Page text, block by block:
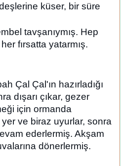
küser, bir süre
tavşanıymış. Hep
fırsatta yatarmış.
Çal Çal'ın hazırladığı
dışarı çıkar, gezer
için ormanda
yer ve biraz uyurlar, sonra
ederlermiş. Akşam
dönerlermiş.